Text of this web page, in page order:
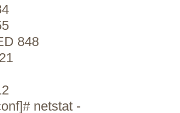
848
netstat -